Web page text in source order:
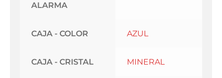
ALARMA
CAJA - COLOR AZUL
CAJA - CRISTAL MINERAL